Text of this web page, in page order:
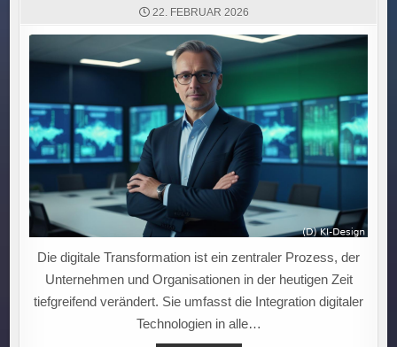
22. FEBRUAR 2026
Die digitale Transformation ist ein zentraler Prozess, der
Unternehmen und Organisationen in der heutigen Zeit
tiefgreifend verändert. Sie umfasst die Integration digitaler
Technologien in alle…